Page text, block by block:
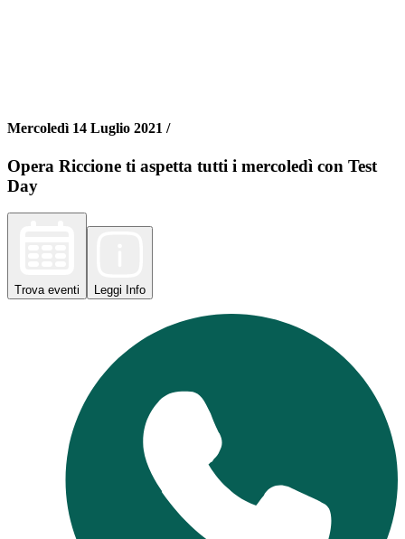
Mercoledì 14 Luglio 2021 /
Opera Riccione ti aspetta tutti i mercoledì con Test
Day
Trova eventi Leggi Info